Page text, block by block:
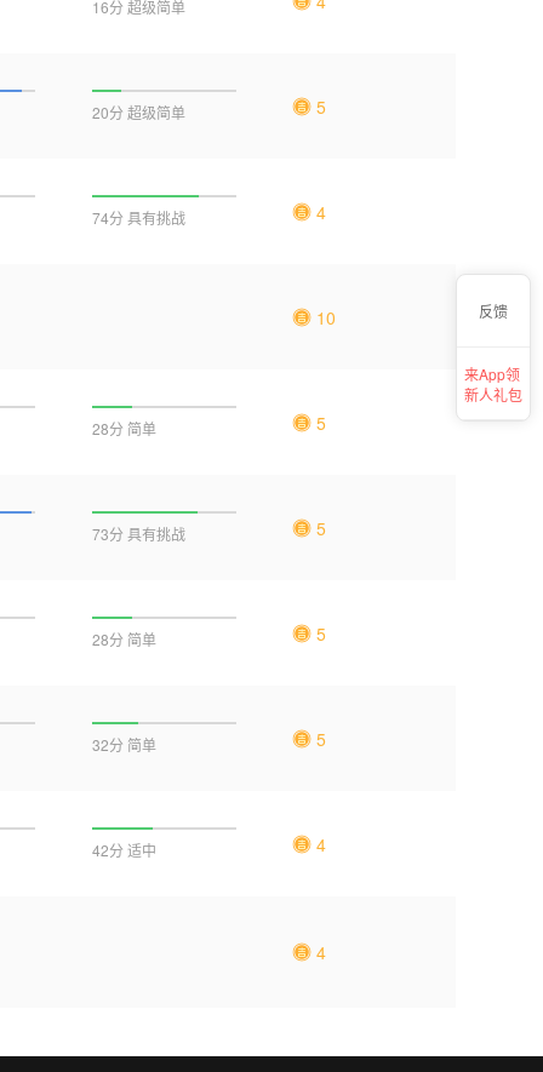
16分 超级简单
20分 超级简单 5
74分 具有挑战 4
10
28分 简单 5
73分 具有挑战 5
28分 简单 5
32分 简单 5
42分 适中 4
4
反馈
来App领
新人礼包